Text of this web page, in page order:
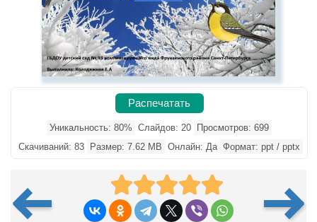
Распечатать
Уникальность: 80% Слайдов: 20
Просмотров: 699
Скачиваний: 83
Размер: 7.62 MB Онлайн: Да Формат: ppt / pptx